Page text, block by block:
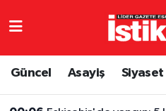
Güncel Asayiş Siyaset
Eskişehirspor
Eskişehir Nöbetçi